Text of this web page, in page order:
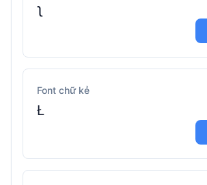
ʅ
Font chữ kẻ
Ł